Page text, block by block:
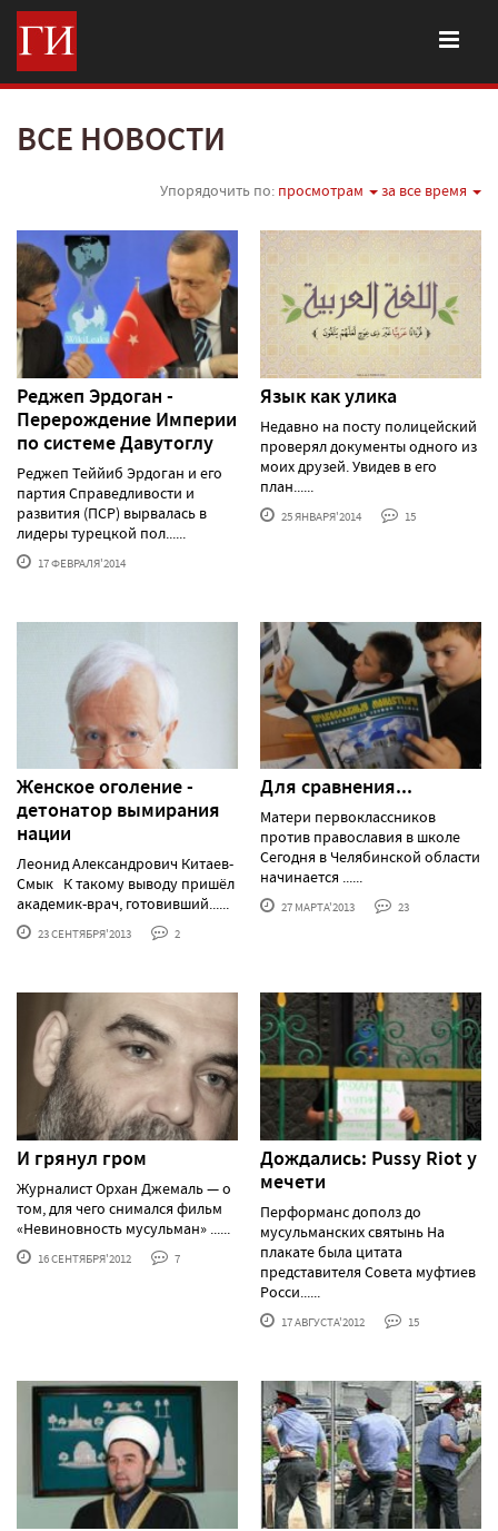
ВСЕ НОВОСТИ
Упорядочить по: просмотрам за все время
Реджеп Эрдоган -
Перерождение Империи
по системе Давутоглу
Реджеп Теййиб Эрдоган и его
партия Справедливости и
развития (ПСР) вырвалась в
лидеры турецкой пол......
17 ФЕВРАЛЯ'2014
Язык как улика
Недавно на посту полицейский
проверял документы одного из
моих друзей. Увидев в его
план......
25 ЯНВАРЯ'2014 15
Женское оголение -
детонатор вымирания
нации
Леонид Александрович Китаев-
Смык К такому выводу пришёл
академик-врач, готовивший......
23 СЕНТЯБРЯ'2013 2
Для сравнения...
Матери первоклассников
против православия в школе
Сегодня в Челябинской области
начинается ......
27 МАРТА'2013 23
И грянул гром
Журналист Орхан Джемаль — о
том, для чего снимался фильм
«Невиновность мусульман» ......
16 СЕНТЯБРЯ'2012 7
Дождались: Pussy Riot у
мечети
Перформанс дополз до
мусульманских святынь На
плакате была цитата
представителя Совета муфтиев
Росси......
17 АВГУСТА'2012 15